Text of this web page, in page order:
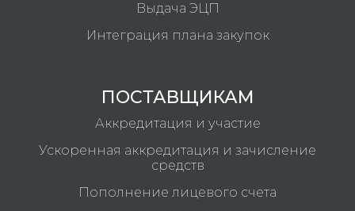
Выдача ЭЦП
Интеграция плана закупок
ПОСТАВЩИКАМ
Аккредитация и участие
Ускоренная аккредитация и зачисление
средств
Пополнение лицевого счета